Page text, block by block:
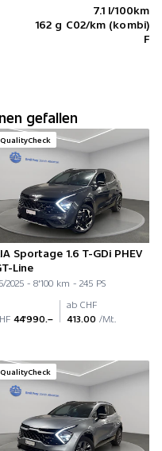
7.1 l/100km
162 g C02/km (kombi)
F
gefallen
QualityCheck
Sportage 1.6 T-GDi PHEV
Line
2025 - 8'100 km - 245 PS
44'990.–
ab CHF
413.00 /Mt.
QualityCheck